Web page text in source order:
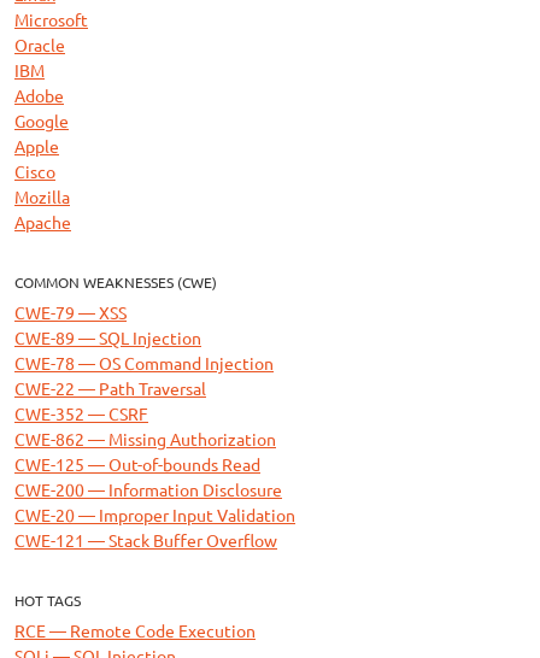
Microsoft
Oracle
IBM
Adobe
Google
Apple
Cisco
Mozilla
Apache
COMMON WEAKNESSES (CWE)
CWE-79 — XSS
CWE-89 — SQL Injection
CWE-78 — OS Command Injection
CWE-22 — Path Traversal
CWE-352 — CSRF
CWE-862 — Missing Authorization
CWE-125 — Out-of-bounds Read
CWE-200 — Information Disclosure
CWE-20 — Improper Input Validation
CWE-121 — Stack Buffer Overflow
HOT TAGS
RCE — Remote Code Execution